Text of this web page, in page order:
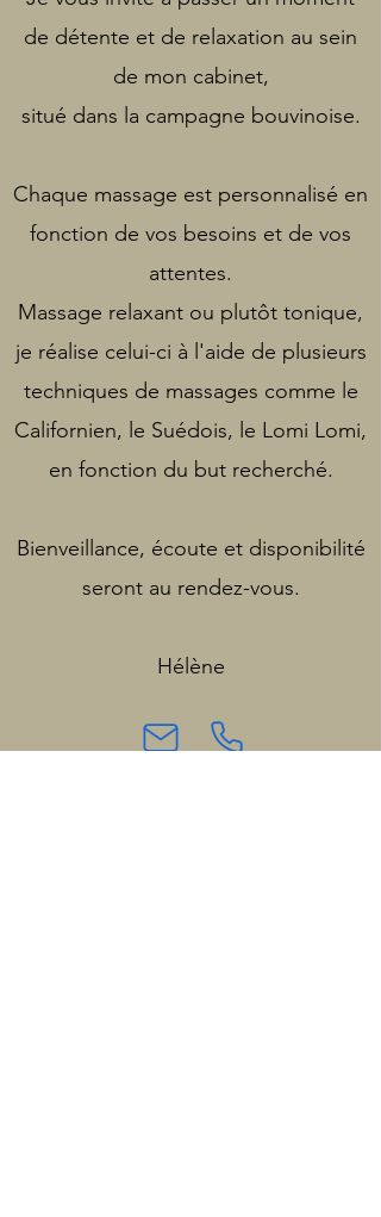
de détente et de relaxation au sein
de mon cabinet,
situé dans la campagne bouvinoise.
Chaque massage est personnalisé en
fonction de vos besoins et de vos
attentes.
Massage relaxant ou plutôt tonique,
je réalise celui-ci à l'aide de plusieurs
techniques de massages comme le
Californien, le Suédois, le Lomi Lomi,
en fonction du but recherché.
Bienveillance, écoute et disponibilité
seront au rendez-vous.
Hélène